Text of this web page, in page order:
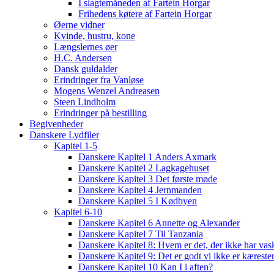
I slagtemåneden af Fartein Horgar
Frihedens køtere af Fartein Horgar
Øerne vidner
Kvinde, hustru, kone
Længslernes øer
H.C. Andersen
Dansk guldalder
Erindringer fra Vanløse
Mogens Wenzel Andreasen
Steen Lindholm
Erindringer på bestilling
Begivenheder
Danskere Lydfiler
Kapitel 1-5
Danskere Kapitel 1 Anders Axmark
Danskere Kapitel 2 Lagkagehuset
Danskere Kapitel 3 Det første møde
Danskere Kapitel 4 Jernmanden
Danskere Kapitel 5 I Kødbyen
Kapitel 6-10
Danskere Kapitel 6 Annette og Alexander
Danskere Kapitel 7 Til Tanzania
Danskere Kapitel 8: Hvem er det, der ikke har
Danskere Kapitel 9: Det er godt vi ikke er
Danskere Kapitel 10 Kan I i aften?